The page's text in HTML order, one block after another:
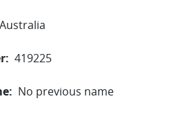
Australia
419225
No previous name